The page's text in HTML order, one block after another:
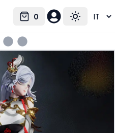
0
Cart Toggle
Select language